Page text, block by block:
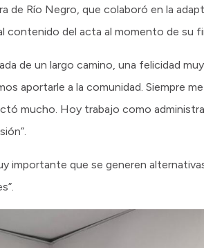
de Río Negro, que colaboró en la
contenido del acta al momento de su
de un largo camino, una felicidad
aportarle a la comunidad. Siempre
mucho. Hoy trabajo como
importante que se generen